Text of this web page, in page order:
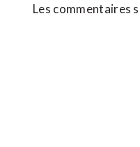
Les commentaires